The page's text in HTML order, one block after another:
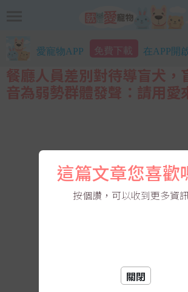
愛寵物APP 免費下載 在APP開
餐廳人員差別對待導盲犬，
音為弱勢群體發聲：請用愛
這篇文章您喜歡
按個讚，可以收到更多資
關閉